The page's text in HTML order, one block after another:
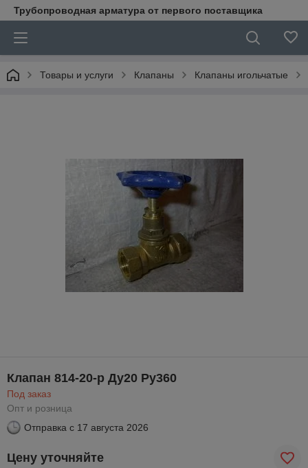
Трубопроводная арматура от первого поставщика
Товары и услуги Клапаны Клапаны игольчатые
Клапан 814-20-р Ду20 Ру360
Под заказ
Опт и розница
Отправка с 17 августа 2026
Цену уточняйте